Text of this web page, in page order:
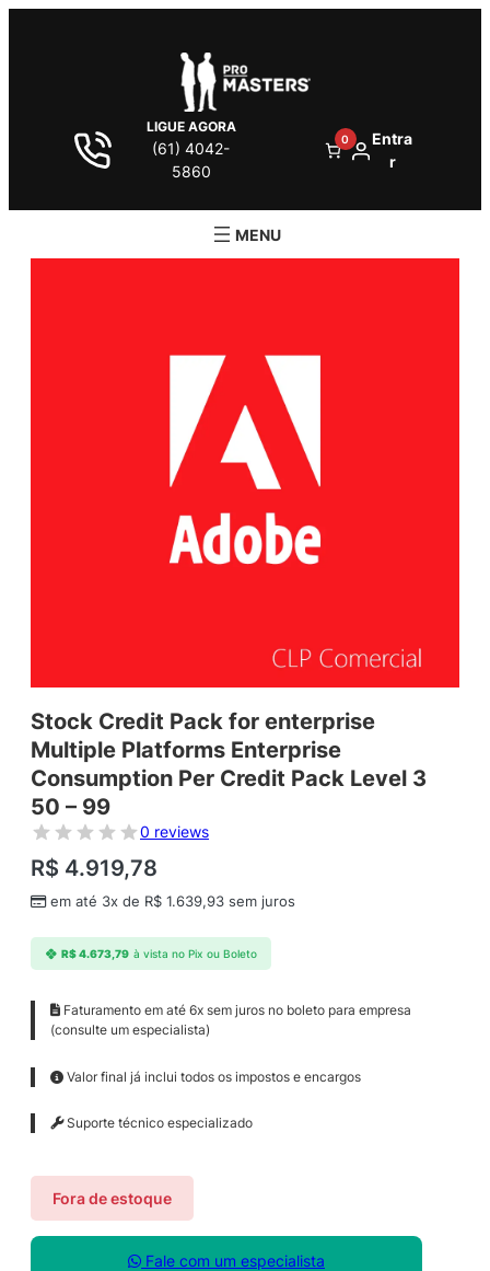
LIGUE AGORA
(61) 4042-
5860
0
Entra
r
Stock Credit Pack for enterprise
Multiple Platforms Enterprise
Consumption Per Credit Pack Level 3
50 – 99
0 reviews
R$ 4.919,78
em até 3x de R$ 1.639,93 sem juros
R$4.673,79 à vista no Pix ou Boleto
Faturamento em até 6x sem juros no boleto para empresa
(consulte um especialista)
Valor final já inclui todos os impostos e encargos
Suporte técnico especializado
Fora de estoque
Fale com um especialista